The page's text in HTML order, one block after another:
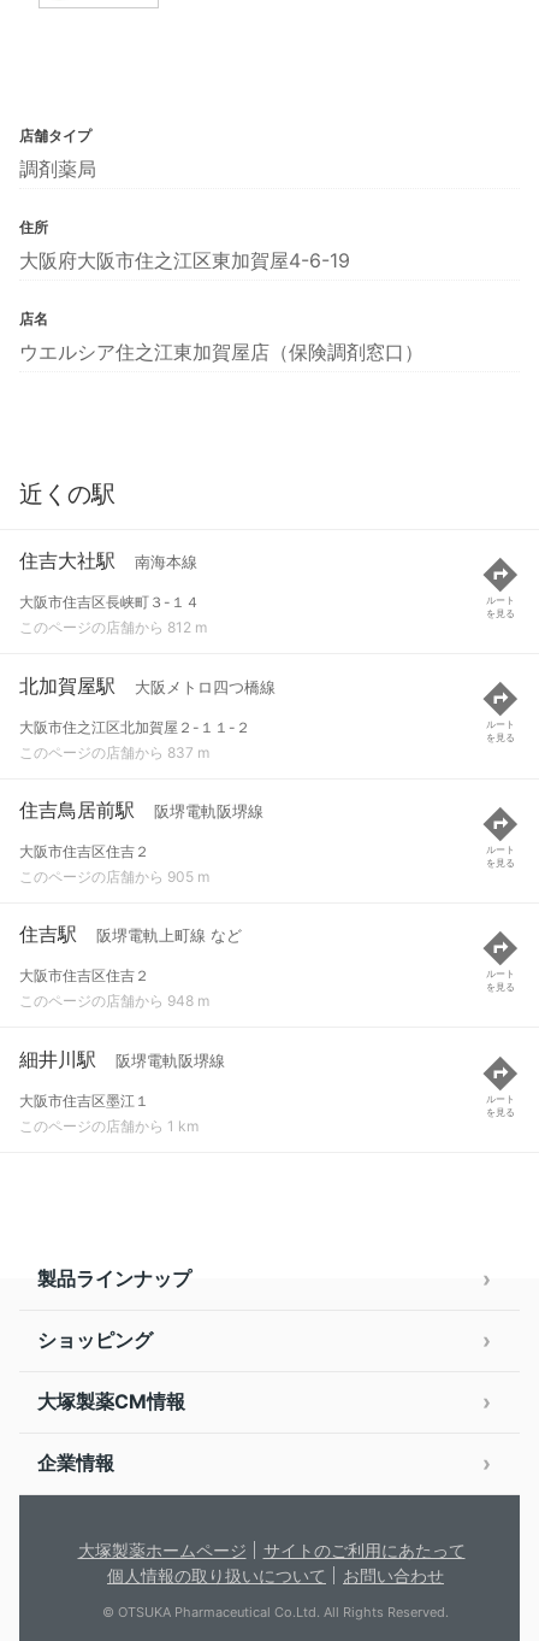
店舗タイプ
調剤薬局
住所
大阪府大阪市住之江区東加賀屋4-6-19
店名
ウエルシア住之江東加賀屋店（保険調剤窓口）
近くの駅
住吉大社駅 南海本線
大阪市住吉区長峡町３-１４
このページの店舗から 812 m
ルート
を見る
北加賀屋駅 大阪メトロ四つ橋線
大阪市住之江区北加賀屋２-１１-２
このページの店舗から 837 m
ルート
を見る
住吉鳥居前駅 阪堺電軌阪堺線
大阪市住吉区住吉２
このページの店舗から 905 m
ルート
を見る
住吉駅 阪堺電軌上町線 など
大阪市住吉区住吉２
このページの店舗から 948 m
ルート
を見る
細井川駅 阪堺電軌阪堺線
大阪市住吉区墨江１
このページの店舗から 1 km
ルート
を見る
製品ラインナップ
ショッピング
大塚製薬CM情報
企業情報
大塚製薬ホームページ
サイトのご利用にあたって
個人情報の取り扱いについて
お問い合わせ
© OTSUKA Pharmaceutical Co.Ltd. All Rights Reserved.